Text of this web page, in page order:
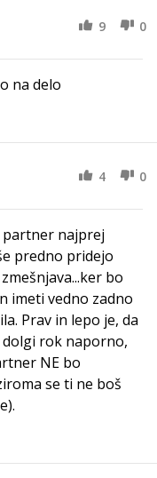
9 0
na delo
4 0
partner najprej
predno pridejo
bo
imeti vedno zadno
Prav in lepo je, da
rok naporno,
NE bo
se ti ne boš